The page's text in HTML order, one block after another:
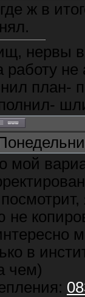
ж в
нервы
работу не
план-
мой
не
в
чем)